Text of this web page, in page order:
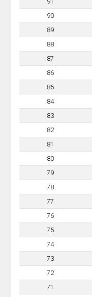
90
89
88
87
86
85
84
83
82
81
80
79
78
77
76
75
74
73
72
71